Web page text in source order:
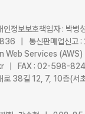
정보보호책임자 : 박병
| 통신판매업신고 :
Web Services (AWS)
| FAX : 02-598-
로 38길 12, 7, 10층(서